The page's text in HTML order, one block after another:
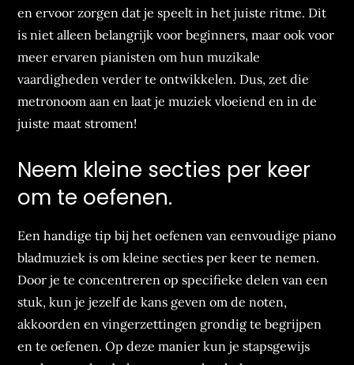
en ervoor zorgen dat je speelt in het juiste ritme. Dit
is niet alleen belangrijk voor beginners, maar ook voor
meer ervaren pianisten om hun muzikale
vaardigheden verder te ontwikkelen. Dus, zet die
metronoom aan en laat je muziek vloeiend en in de
juiste maat stromen!
Neem kleine secties per keer
om te oefenen.
Een handige tip bij het oefenen van eenvoudige piano
bladmuziek is om kleine secties per keer te nemen.
Door je te concentreren op specifieke delen van een
stuk, kun je jezelf de kans geven om de noten,
akkoorden en vingerzettingen grondig te begrijpen
en te oefenen. Op deze manier kun je stapsgewijs